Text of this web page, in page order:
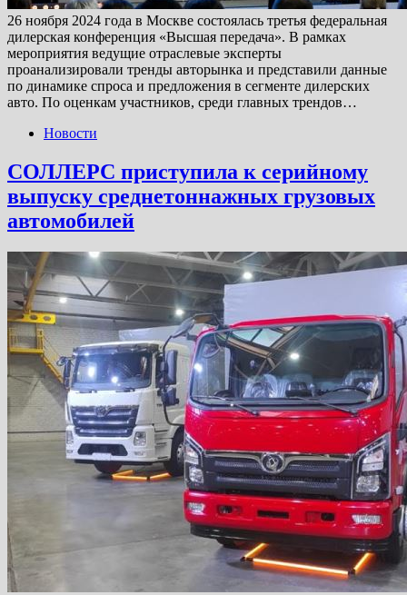
26 ноября 2024 года в Москве состоялась третья федеральная
дилерская конференция «Высшая передача». В рамках
мероприятия ведущие отраслевые эксперты
проанализировали тренды авторынка и представили данные
по динамике спроса и предложения в сегменте дилерских
авто. По оценкам участников, среди главных трендов…
Новости
СОЛЛЕРС приступила к серийному
выпуску среднетоннажных грузовых
автомобилей